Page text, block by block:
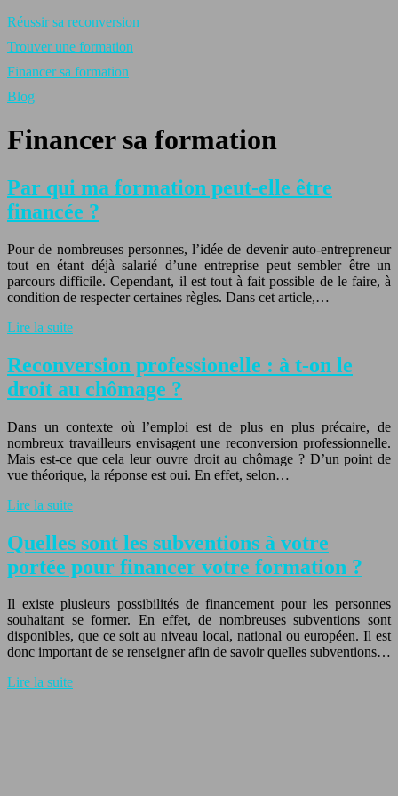
Réussir sa reconversion
Trouver une formation
Financer sa formation
Blog
Financer sa formation
Par qui ma formation peut-elle être
financée ?
Pour de nombreuses personnes, l’idée de devenir auto-entrepreneur
tout en étant déjà salarié d’une entreprise peut sembler être un
parcours difficile. Cependant, il est tout à fait possible de le faire, à
condition de respecter certaines règles. Dans cet article,…
Lire la suite
Reconversion professionelle : à t-on le
droit au chômage ?
Dans un contexte où l’emploi est de plus en plus précaire, de
nombreux travailleurs envisagent une reconversion professionnelle.
Mais est-ce que cela leur ouvre droit au chômage ? D’un point de
vue théorique, la réponse est oui. En effet, selon…
Lire la suite
Quelles sont les subventions à votre
portée pour financer votre formation ?
Il existe plusieurs possibilités de financement pour les personnes
souhaitant se former. En effet, de nombreuses subventions sont
disponibles, que ce soit au niveau local, national ou européen. Il est
donc important de se renseigner afin de savoir quelles subventions…
Lire la suite